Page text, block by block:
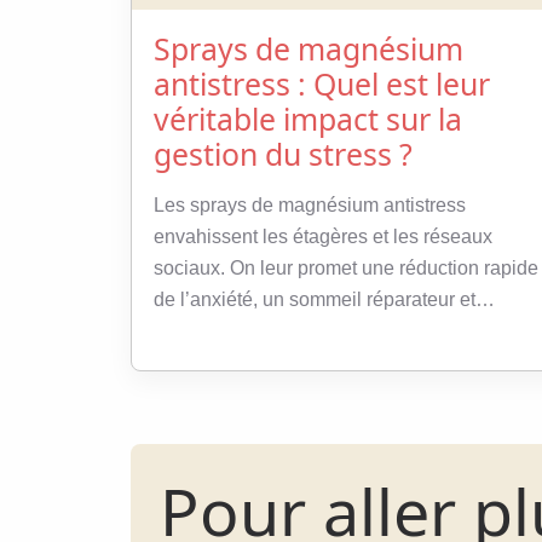
Sprays de magnésium
antistress : Quel est leur
véritable impact sur la
gestion du stress ?
Les sprays de magnésium antistress
envahissent les étagères et les réseaux
sociaux. On leur promet une réduction rapide
de l’anxiété, un sommeil réparateur et…
Pour aller